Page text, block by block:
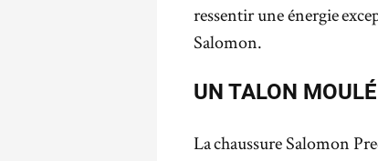
ressentir une énergie
Salomon.
UN TALON MOULÉ
La chaussure Salomon